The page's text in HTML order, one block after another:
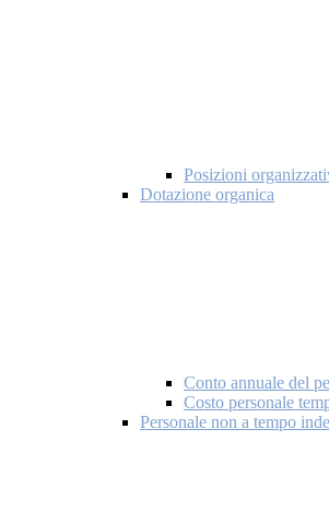
Posizioni
Dotazione organica
Conto annuale del
Costo personale
Personale non a tempo